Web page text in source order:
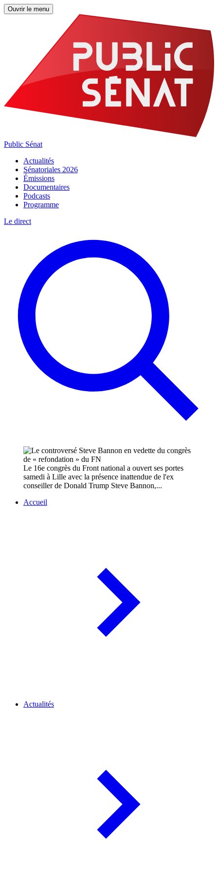
Ouvrir le menu
Public Sénat
Actualités
Sénatoriales 2026
Émissions
Documentaires
Podcasts
Programme
Le direct
Le 16e congrès du Front national a ouvert ses portes
samedi à Lille avec la présence inattendue de l'ex
conseiller de Donald Trump Steve Bannon,...
Accueil
Actualités